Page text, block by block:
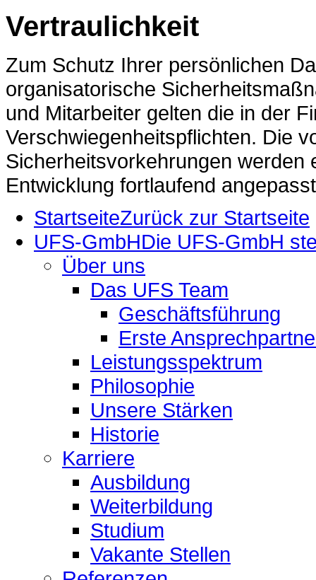
Vertraulichkeit
Zum Schutz Ihrer persönlichen
organisatorische
und Mitarbeiter gelten die in der
Verschwiegenheitspflichten. Die
Sicherheitsvorkehrungen
Entwicklung fortlaufend
StartseiteZurück zur Startseite
UFS-GmbHDie UFS-GmbH
Über uns
Das UFS Team
Geschäftsführung
Erste
Leistungsspektrum
Philosophie
Unsere Stärken
Historie
Karriere
Ausbildung
Weiterbildung
Studium
Vakante Stellen